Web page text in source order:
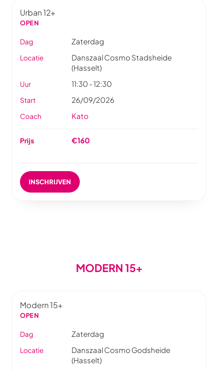
Urban 12+
OPEN
Dag Zaterdag
Locatie
Danszaal Cosmo Stadsheide
(Hasselt)
Uur 11:30 - 12:30
Start 26/09/2026
Coach Kato
Prijs €160
INSCHRIJVEN
MODERN 15+
Modern 15+
OPEN
Dag Zaterdag
Locatie
Danszaal Cosmo Godsheide
(Hasselt)